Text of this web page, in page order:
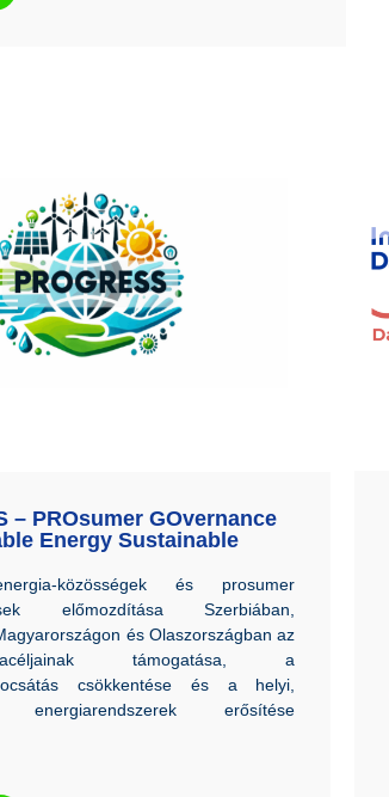
– PROsumer GOvernance
Energy Sustainable
‑közösségek és prosumer
előmozdítása Szerbiában,
és Olaszországban az
támogatása, a
csökkentése és a helyi,
energiarendszerek erősítése